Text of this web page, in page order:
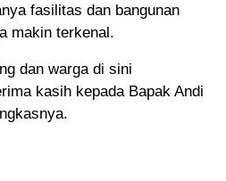
fasilitas dan bangunan
makin terkenal.
dan warga di sini
kasih kepada Bapak Andi